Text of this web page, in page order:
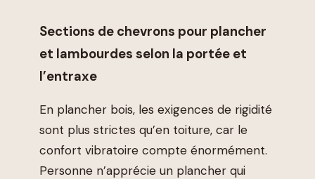
Sections de chevrons pour plancher
et lambourdes selon la portée et
l’entraxe
En plancher bois, les exigences de rigidité
sont plus strictes qu’en toiture, car le
confort vibratoire compte énormément.
Personne n’apprécie un plancher qui